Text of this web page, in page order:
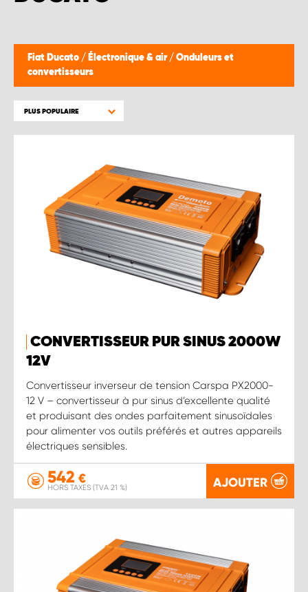
Fiat Ducato / Électronique & air / Onduleurs et
convertisseurs
PLUS POPULAIRE
CONVERTISSEUR PUR SINUS 2000W
12 V
Convertisseur inverseur de tension Carspa PX2000-
12 V – convertisseur à pur sinus d’excellente qualité
et produisant des ondes parfaitement sinusoïdales
pour alimenter vos outils préférés et autres appareils
électriques sensibles.
542 €
HORS TAXES (TVA 21 %) AJOUTER
WORK SYSTEM BRUXELLES
WORK SYSTEM LIMBURG-KEMPEN
WORK SYSTEM WEST BY PRO-VAN